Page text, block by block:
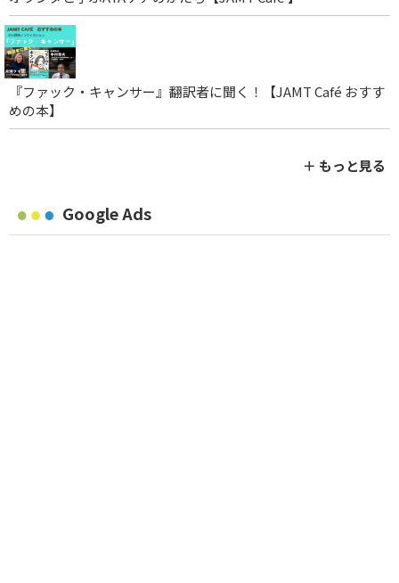
『ファック・キャンサー』翻訳者に聞く！【JAMT Café おすす
めの本】
＋ もっと見る
Google Ads